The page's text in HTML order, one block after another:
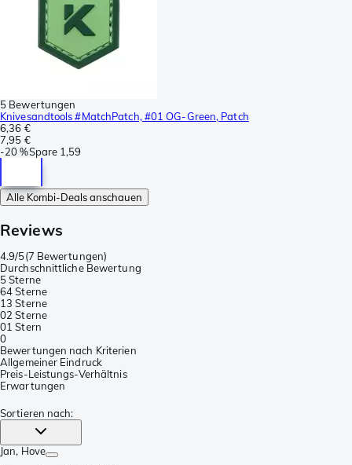
5 Bewertungen
Knivesandtools #MatchPatch, #01 OG-Green, Patch
6,36 €
7,95 €
-20 %Spare 1,59
Alle Kombi-Deals anschauen
Reviews
4.9/5(7 Bewertungen)
Durchschnittliche Bewertung
5 Sterne
64 Sterne
13 Sterne
02 Sterne
01 Stern
0
Bewertungen nach Kriterien
Allgemeiner Eindruck
Preis-Leistungs-Verhältnis
Erwartungen
Sortieren nach:
Jan, Hove